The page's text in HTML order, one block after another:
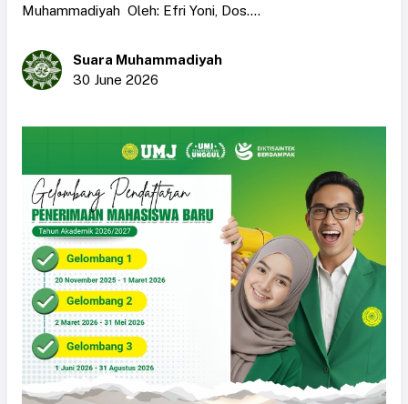
Muhammadiyah Oleh: Efri Yoni, Dos....
Suara Muhammadiyah
30 June 2026